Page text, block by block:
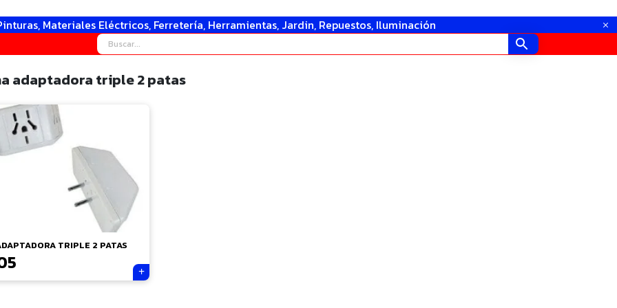
Materiales Eléctricos, Ferretería, Herramientas, Jardin, Repuestos, Iluminación
adaptadora triple 2 patas
TRIPLE 2 PATAS